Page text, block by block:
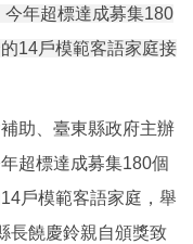
年超標達成募集180
14戶模範客語家庭接
助、臺東縣政府主辦
超標達成募集180個
戶模範客語家庭，舉
長饒慶鈴親自頒獎致